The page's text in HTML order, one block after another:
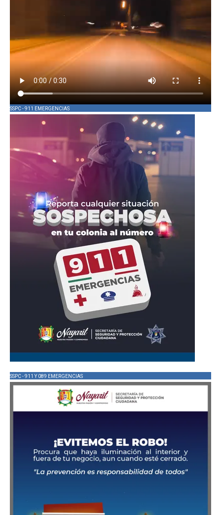
SSPC - 911 EMERGENCIAS
SSPC - 911 Y 089 EMERGENCIAS